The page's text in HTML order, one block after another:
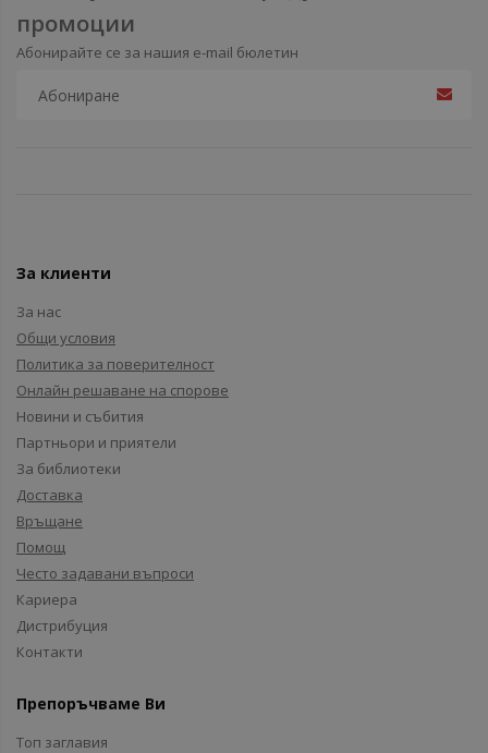
промоции
Абонирайте се за нашия e-mail бюлетин
За клиенти
За нас
Общи условия
Политика за поверителност
Онлайн решаване на спорове
Новини и събития
Партньори и приятели
За библиотеки
Доставка
Връщане
Помощ
Често задавани въпроси
Кариера
Дистрибуция
Контакти
Препоръчваме Ви
Топ заглавия